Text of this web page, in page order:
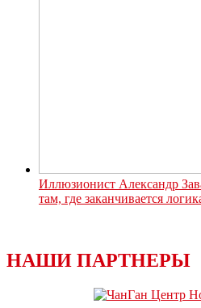
Иллюзионист Александр
там, где заканчивается
НАШИ ПАРТНЕРЫ